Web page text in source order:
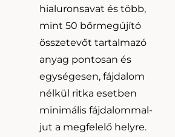
hialuronsavat és több,
mint 50 bőrmegújító
összetevőt tartalmazó
anyag pontosan és
egységesen, fájdalom
nélkül ritka esetben
minimális fájdalommal-
jut a megfelelő helyre.